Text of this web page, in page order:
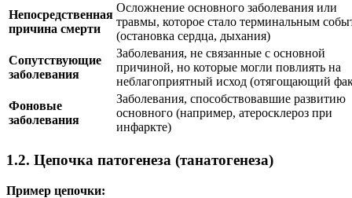
Непосредственная
причина смерти
Осложнение основного заболевания или
травмы, которое стало терминальным
(остановка сердца, дыхания)
Сопутствующие
заболевания
Заболевания, не связанные с основной
причиной, но которые могли повлиять на
неблагоприятный исход (отягощающий
Фоновые
заболевания
Заболевания, способствовавшие развитию
основного (например, атеросклероз при
инфаркте)
1.2. Цепочка патогенеза (танатогенеза)
Пример цепочки: